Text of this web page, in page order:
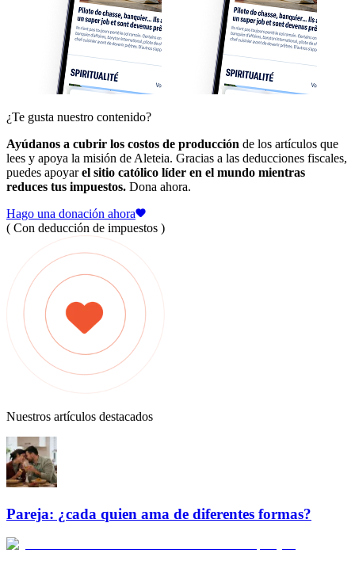
¿Te gusta nuestro contenido?
Ayúdanos a cubrir los costos de producción de los artículos que
lees y apoya la misión de Aleteia. Gracias a las deducciones fiscales,
puedes apoyarel sitio católico líder en el mundo mientras
reduces tus impuestos. Dona ahora.
Hago una donación ahora
( Con deducción de impuestos )
Nuestros artículos destacados
Pareja: ¿cada quien ama de diferentes formas?